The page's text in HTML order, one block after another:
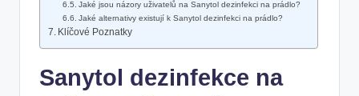
Jaké jsou názory uživatelů na Sanytol dezinfekci na prádlo?
Jaké alternativy existují k Sanytol dezinfekci na prádlo?
Klíčové Poznatky
Sanytol dezinfekce na